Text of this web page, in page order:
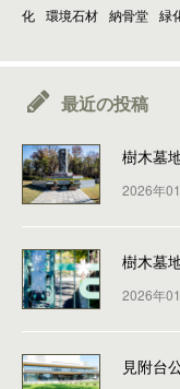
化 環境石材 納骨堂 緑
最近の投稿
樹木墓
2026年
樹木墓
2026年
見附台